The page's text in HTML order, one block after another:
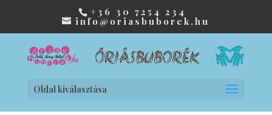
+36 30 7254 234
info@oriasbuborek.hu
Oldal kiválasztása